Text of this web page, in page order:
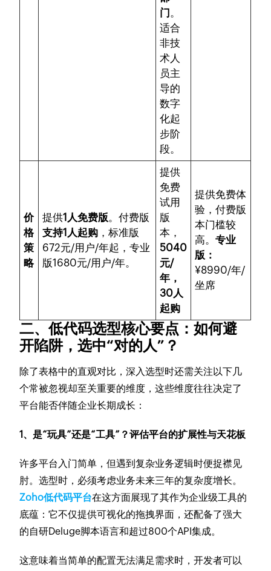
门 。
适合
非技
术人
员主
导的
数字
化起
步阶
段。
价
格
策
略
提供1人免费版。付费版
支持1人起购 ，标准版
672元/用户/年起，专业
版1680元/用户/年。
提供
免费
试用
版
本，
5040
元/
年，
30人
起购
提供免费体
验，付费版
本门槛较
高。专业
版：
¥8990/年/
坐席
二、低代码选型核心要点：如何避
开陷阱，选中“对的人”？
除了表格中的直观对比，深入选型时还需关注以下几
个常被忽视却至关重要的维度，这些维度往往决定了
平台能否伴随企业长期成长：
1、是“玩具”还是“工具”？评估平台的扩展性与天花板
许多平台入门简单，但遇到复杂业务逻辑时便捉襟见
肘。选型时，必须考虑业务未来三年的复杂度增长。
Zoho低代码平台在这方面展现了其作为企业级工具的
底蕴：它不仅提供可视化的拖拽界面，还配备了强大
的自研Deluge脚本语言和超过800个API集成。
这意味着当简单的配置无法满足需求时，开发者可以